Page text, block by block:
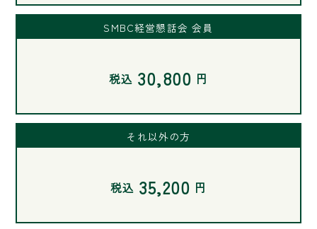
SMBC経営懇話会 会員
税込 30,800 円
それ以外の方
税込 35,200 円